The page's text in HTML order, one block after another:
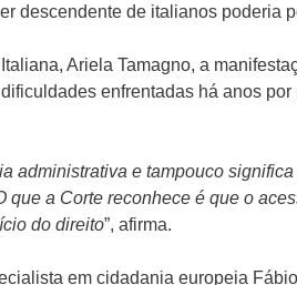
descendente de italianos poderia
Ariela Tamagno, a
enfrentadas há anos
administrativa e tampouco
que a Corte reconhece é que o
do direito”, afirma.
em cidadania europeia